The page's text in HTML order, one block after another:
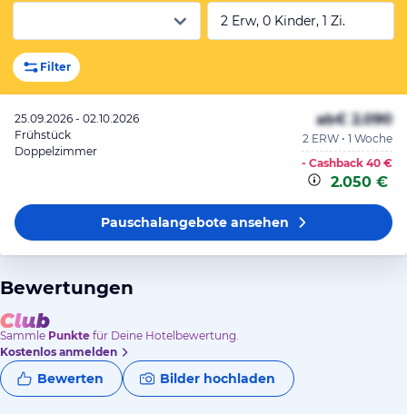
2 Erw, 0 Kinder, 1 Zi.
Filter
25.09.2026 - 02.10.2026
Frühstück
Doppelzimmer
ab€ 2.090
2 ERW • 1 Woche
- Cashback 40 €
2.050 €
Pauschalangeboteansehen
Bewertungen
Sammle Punkte für Deine Hotelbewertung.
Kostenlos anmelden
Bewerten Bilder hochladen